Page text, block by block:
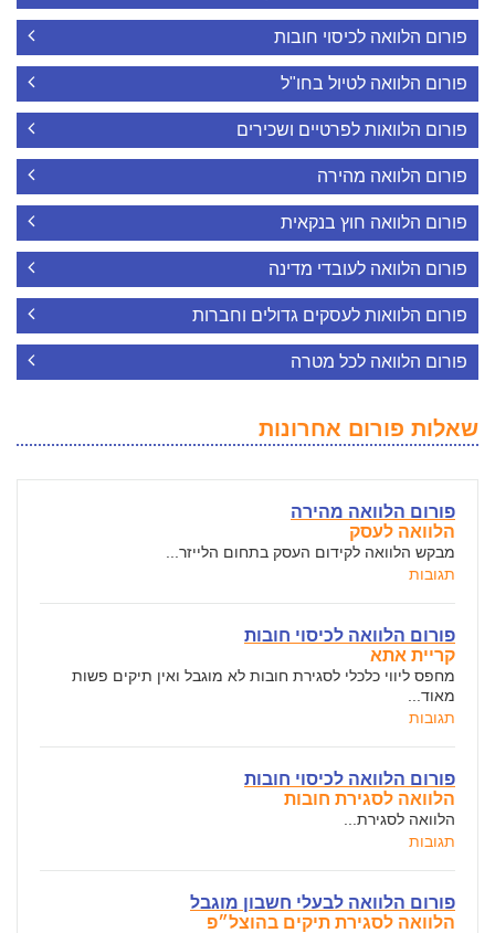
פורום הלוואה לכיסוי חובות
פורום הלוואה לטיול בחו"ל
פורום הלוואות לפרטיים ושכירים
פורום הלוואה מהירה
פורום הלוואה חוץ בנקאית
פורום הלוואה לעובדי מדינה
פורום הלוואות לעסקים גדולים וחברות
פורום הלוואה לכל מטרה
שאלות פורום אחרונות
פורום הלוואה מהירה
הלוואה לעסק
מבקש הלוואה לקידום העסק בתחום הלייזר...
תגובות
פורום הלוואה לכיסוי חובות
קריית אתא
מחפס ליווי כלכלי לסגירת חובות לא מוגבל ואין תיקים פשות
מאוד...
תגובות
פורום הלוואה לכיסוי חובות
הלוואה לסגירת חובות
הלוואה לסגירת...
תגובות
פורום הלוואה לבעלי חשבון מוגבל
הלוואה לסגירת תיקים בהוצל״פ